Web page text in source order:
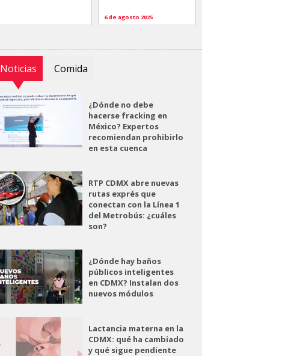
6 de agosto 2025
Noticias Comida
¿Dónde no debe
hacerse fracking en
México? Expertos
recomiendan prohibirlo
en esta cuenca
RTP CDMX abre nuevas
rutas exprés que
conectan con la Línea 1
del Metrobús: ¿cuáles
son?
¿Dónde hay baños
públicos inteligentes
en CDMX? Instalan dos
nuevos módulos
Lactancia materna en la
CDMX: qué ha cambiado
y qué sigue pendiente